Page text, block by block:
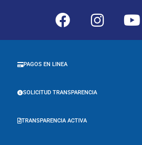
TRANSPARENCIA ACTIVA
SOLICITUD TRANSPARENCIA
PAGOS EN LINEA